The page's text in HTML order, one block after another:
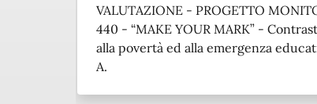
VALUTAZIONE - PROGETTO
440 - “MAKE YOUR MARK” -
alla povertà ed alla emergenza
A.